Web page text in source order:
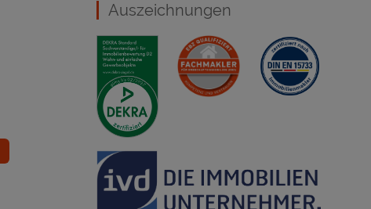
Auszeichnungen